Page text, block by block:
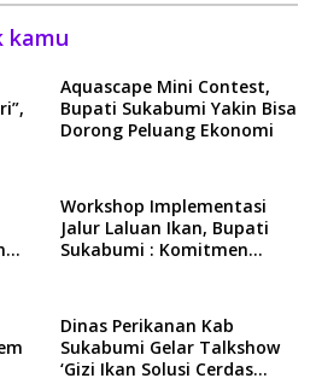
kamu
Aquascape Mini Contest,
Bupati Sukabumi Yakin Bisa
Dorong Peluang Ekonomi
Workshop Implementasi
Jalur Laluan Ikan, Bupati
Sukabumi : Komitmen
Dinas Perikanan Kab
Sukabumi Gelar Talkshow
‘Gizi Ikan Solusi Cerdas